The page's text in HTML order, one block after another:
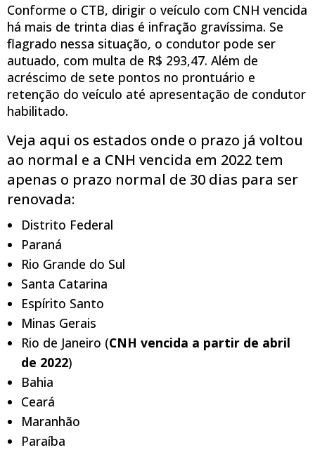
Conforme o CTB, dirigir o veículo com CNH vencida
há mais de trinta dias é infração gravíssima. Se
flagrado nessa situação, o condutor pode ser
autuado, com multa de R$ 293,47. Além de
acréscimo de sete pontos no prontuário e
retenção do veículo até apresentação de condutor
habilitado.
Veja aqui os estados onde o prazo já voltou
ao normal e a CNH vencida em 2022 tem
apenas o prazo normal de 30 dias para ser
renovada:
Distrito Federal
Paraná
Rio Grande do Sul
Santa Catarina
Espírito Santo
Minas Gerais
Rio de Janeiro (CNH vencida a partir de abril
de 2022)
Bahia
Ceará
Maranhão
Paraíba